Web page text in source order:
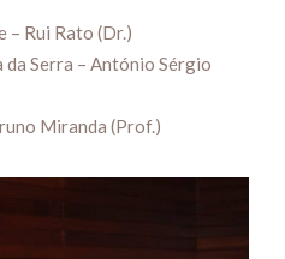
– Rui Rato (Dr.)
Serra – António Sérgio
Miranda (Prof.)